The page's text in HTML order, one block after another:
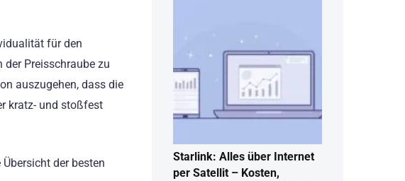
für den
der Preisschraube zu
auszugehen, dass die
kratz- und stoßfest
der besten
Starlink: Alles über Internet
per Satellit – Kosten,